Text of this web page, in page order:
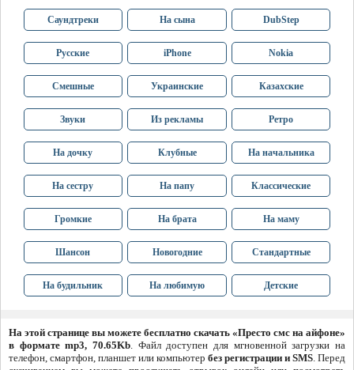
Саундтреки На сына DubStep
Русские iPhone Nokia
Смешные Украинские Казахские
Звуки Из рекламы Ретро
На дочку Клубные На начальника
На сестру На папу Классические
Громкие На брата На маму
Шансон Новогодние Стандартные
На будильник На любимую Детские
На этой странице вы можете бесплатно скачать «Престо смс на айфоне»
в формате mp3, 70.65Kb. Файл доступен для мгновенной загрузки на
телефон, смартфон, планшет или компьютер без регистрации и SMS. Перед